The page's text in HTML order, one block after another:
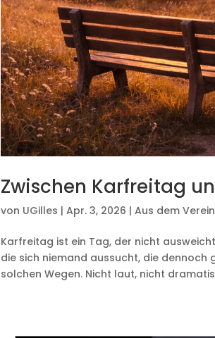
Zwischen Karfreitag
von UGilles |Apr. 3, 2026 |Aus dem Verein
Karfreitag ist ein Tag, der nicht
die sich niemand aussucht, die dennoch
solchen Wegen. Nicht laut, nicht